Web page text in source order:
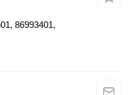
86993401,